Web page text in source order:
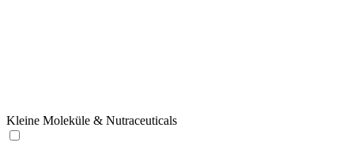
Kleine Moleküle & Nutraceuticals